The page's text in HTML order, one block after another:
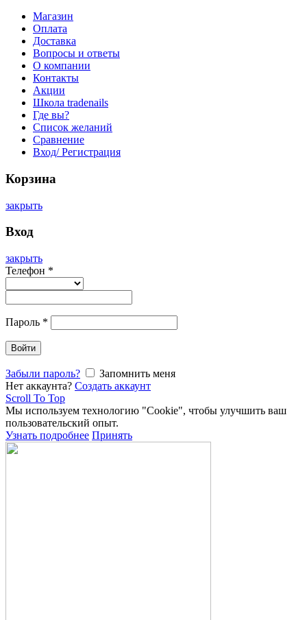
Магазин
Оплата
Доставка
Вопросы и ответы
О компании
Контакты
Акции
Школа tradenails
Где вы?
Список желаний
Сравнение
Вход/ Регистрация
Корзина
закрыть
Вход
закрыть
Телефон *
Пароль *
Войти
Забыли пароль?
Запомнить меня
Нет аккаунта? Создать аккаунт
Scroll To Top
Мы используем технологию "Cookie", чтобы улучшить ваш
пользовательский опыт.
Узнать подробнее Принять